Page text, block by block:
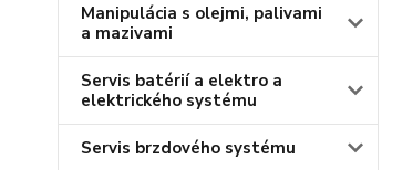
Manipulácia s olejmi, palivami
a mazivami
Servis batérií a elektro a
elektrického systému
Servis brzdového systému